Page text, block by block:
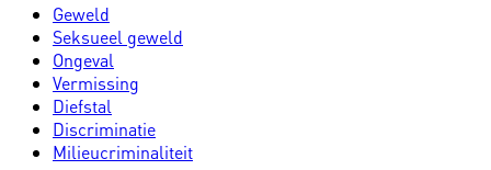
Geweld
Seksueel geweld
Ongeval
Vermissing
Diefstal
Discriminatie
Milieucriminaliteit